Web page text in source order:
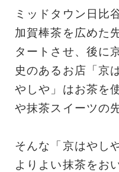
ミッドタウン日比
加賀棒茶を広めた
タートさせ、後に
史のあるお店「京
やしや」はお茶を
や抹茶スイーツの
そんな「京はやし
よりよい抹茶をお